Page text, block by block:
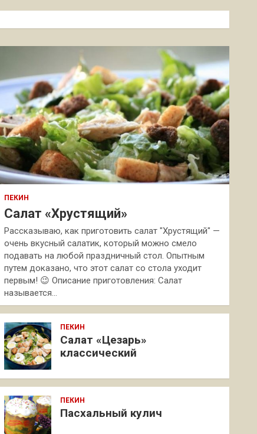
к
ПЕКИН
Салат «Хрустящий»
Рассказываю, как приготовить салат "Хрустящий" —
очень вкусный салатик, который можно смело
подавать на любой праздничный стол. Опытным
путем доказано, что этот салат со стола уходит
первым! 😉 Описание приготовления: Салат
называется…
ПЕКИН
Салат «Цезарь»
классический
ПЕКИН
Пасхальный кулич